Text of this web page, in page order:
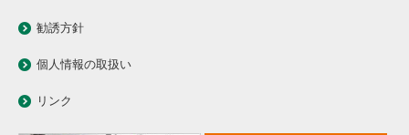
勧誘方針
個人情報の取扱い
リンク